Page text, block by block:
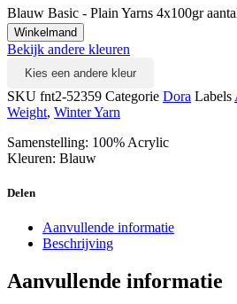
Blauw Basic - Plain Yarns 4x100gr
Winkelmand
Bekijk andere kleuren
Kies een andere kleur
SKU fnt2-52359 Categorie Dora Labels
Weight, Winter Yarn
Samenstelling: 100% Acrylic
Kleuren: Blauw
Delen
Aanvullende informatie
Beschrijving
Aanvullende informatie